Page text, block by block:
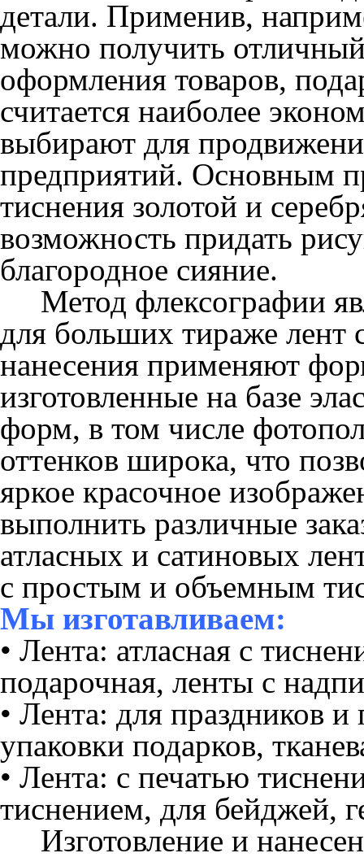
детали. Применив,
можно получить
оформления товаров,
считается наиболее
выбирают для
предприятий. Основным
тиснения золотой и
возможность придать
благородное сияние.
Метод флексографии
для больших тираже лент
нанесения применяют
изготовленные на базе
форм, в том числе
оттенков широка, что
яркое красочное
выполнить различные
атласных и сатиновых
с простым и объемным
Мы изготавливаем:
• Лента: атласная с
подарочная, ленты с
• Лента: для праздников и
упаковки подарков,
• Лента: с печатью
тиснением, для бейджей,
Изготовление и